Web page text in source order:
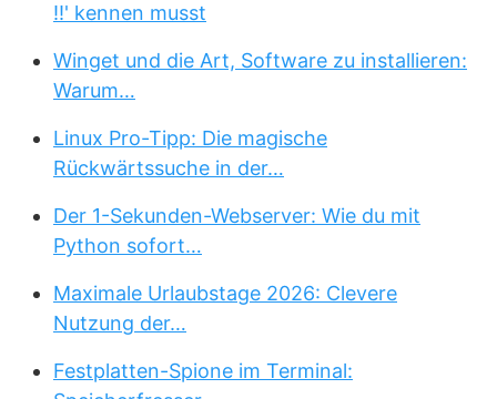
!!' kennen musst
Winget und die Art, Software zu installieren:
Warum…
Linux Pro-Tipp: Die magische
Rückwärtssuche in der…
Der 1-Sekunden-Webserver: Wie du mit
Python sofort…
Maximale Urlaubstage 2026: Clevere
Nutzung der…
Festplatten-Spione im Terminal: